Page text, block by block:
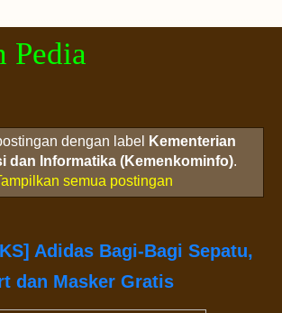
Pedia
dengan label
Kementerian
dan Informatika (Kemenkominfo).
semua postingan
Adidas Bagi-Bagi Sepatu,
dan Masker Gratis